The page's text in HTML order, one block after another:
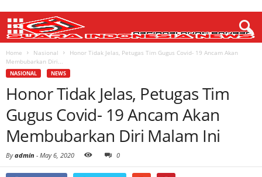
Home Nasional
Honor Tidak Jelas, Petugas Tim Gugus Covid- 19 Ancam Akan
Membubarkan Diri...
NASIONAL NEWS
Honor Tidak Jelas, Petugas Tim
Gugus Covid- 19 Ancam Akan
Membubarkan Diri Malam Ini
Byadmin - May 6, 2020 0